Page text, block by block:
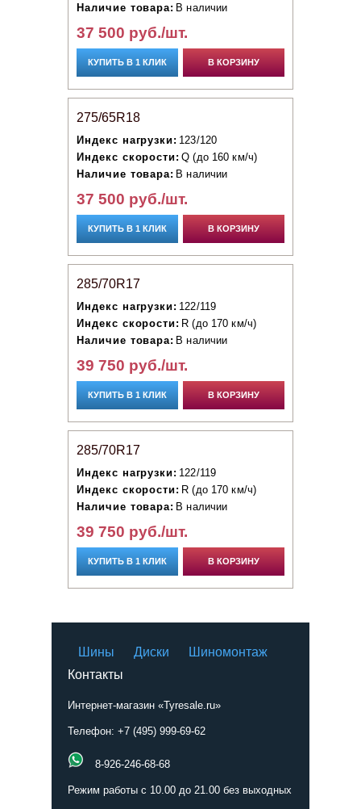
Наличие товара: В наличии
37 500 руб./шт.
КУПИТЬ В 1 КЛИК В КОРЗИНУ
275/65R18
Индекс нагрузки: 123/120
Индекс скорости: Q (до 160 км/ч)
Наличие товара: В наличии
37 500 руб./шт.
КУПИТЬ В 1 КЛИК В КОРЗИНУ
285/70R17
Индекс нагрузки: 122/119
Индекс скорости: R (до 170 км/ч)
Наличие товара: В наличии
39 750 руб./шт.
КУПИТЬ В 1 КЛИК В КОРЗИНУ
285/70R17
Индекс нагрузки: 122/119
Индекс скорости: R (до 170 км/ч)
Наличие товара: В наличии
39 750 руб./шт.
КУПИТЬ В 1 КЛИК В КОРЗИНУ
Шины Диски
Шиномонтаж
Контакты
Интернет-магазин «Tyresale.ru»
Телефон: +7 (495) 999-69-62
8-926-246-68-68
Режим работы с 10.00 до 21.00 без выходных